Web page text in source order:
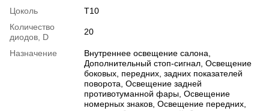
Цоколь
T10
Количество
диодов, D
20
Назначение
Внутреннее освещение салона,
Дополнительный стоп-сигнал, Освещение
боковых, передних, задних показателей
поворота, Освещение задней
противотуманной фары, Освещение
номерных знаков, Освещение передних,